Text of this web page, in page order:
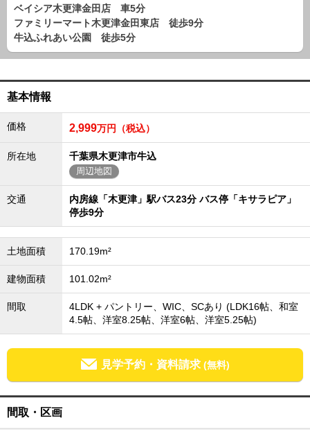
ベイシア木更津金田店 車5分
ファミリーマート木更津金田東店 徒歩9分
牛込ふれあい公園 徒歩5分
基本情報
価格 2,999万円（税込）
所在地 千葉県木更津市牛込
周辺地図
交通
内房線「木更津」駅バス23分 バス停「キサラピア」
停歩9分
土地面積 170.19m²
建物面積 101.02m²
間取
4LDK + パントリー、WIC、SCあり (LDK16帖、和室
4.5帖、洋室8.25帖、洋室6帖、洋室5.25帖)
見学予約・資料請求 (無料)
間取・区画
土 地
エリアから探す
路線から探す
エリアから物件検索
松戸･柏方面エリア
松戸･柏方面エリアの中古一戸建
松戸･柏方面エリアのマンション
松戸･柏方面エリアの土地
成田･銚子方面エリア
成田･銚子方面エリアの新築一戸建
成田･銚子方面エリアの中古一戸建
成田･銚子方面エリアのマンション
成田･銚子方面エリアの土地
四街道･佐倉･八千代方面エリア
四街道･佐倉･八千代方面エリアの新築一戸建
四街道･佐倉･八千代方面エリアの中古一戸建
四街道･佐倉･八千代方面エリアのマンション
船橋･市川･浦安方面エリア
船橋･市川･浦安方面エリアの新築一戸建
船橋･市川･浦安方面エリアの中古一戸建
船橋･市川･浦安方面エリアのマンション
船橋･市川･浦安方面エリアの土地